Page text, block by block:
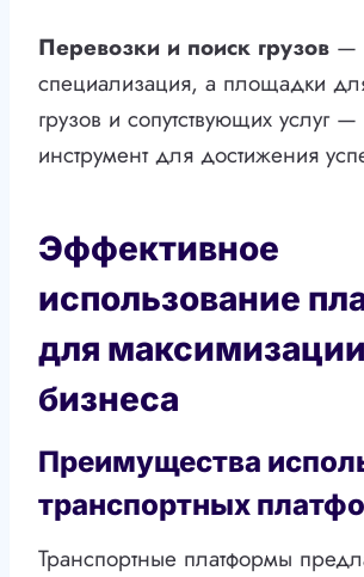
Перевозки и поиск грузов —
специализация, а площадки
грузов и сопутствующих услуг
инструмент для достижения
Эффективное
использование
для
бизнеса
Преимущества
транспортных
Транспортные платформы